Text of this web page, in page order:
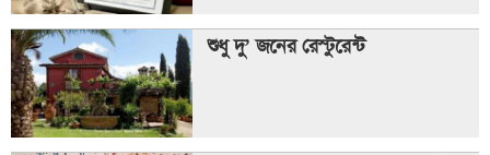
শুধু দু’ জনের রেস্টুরেন্ট